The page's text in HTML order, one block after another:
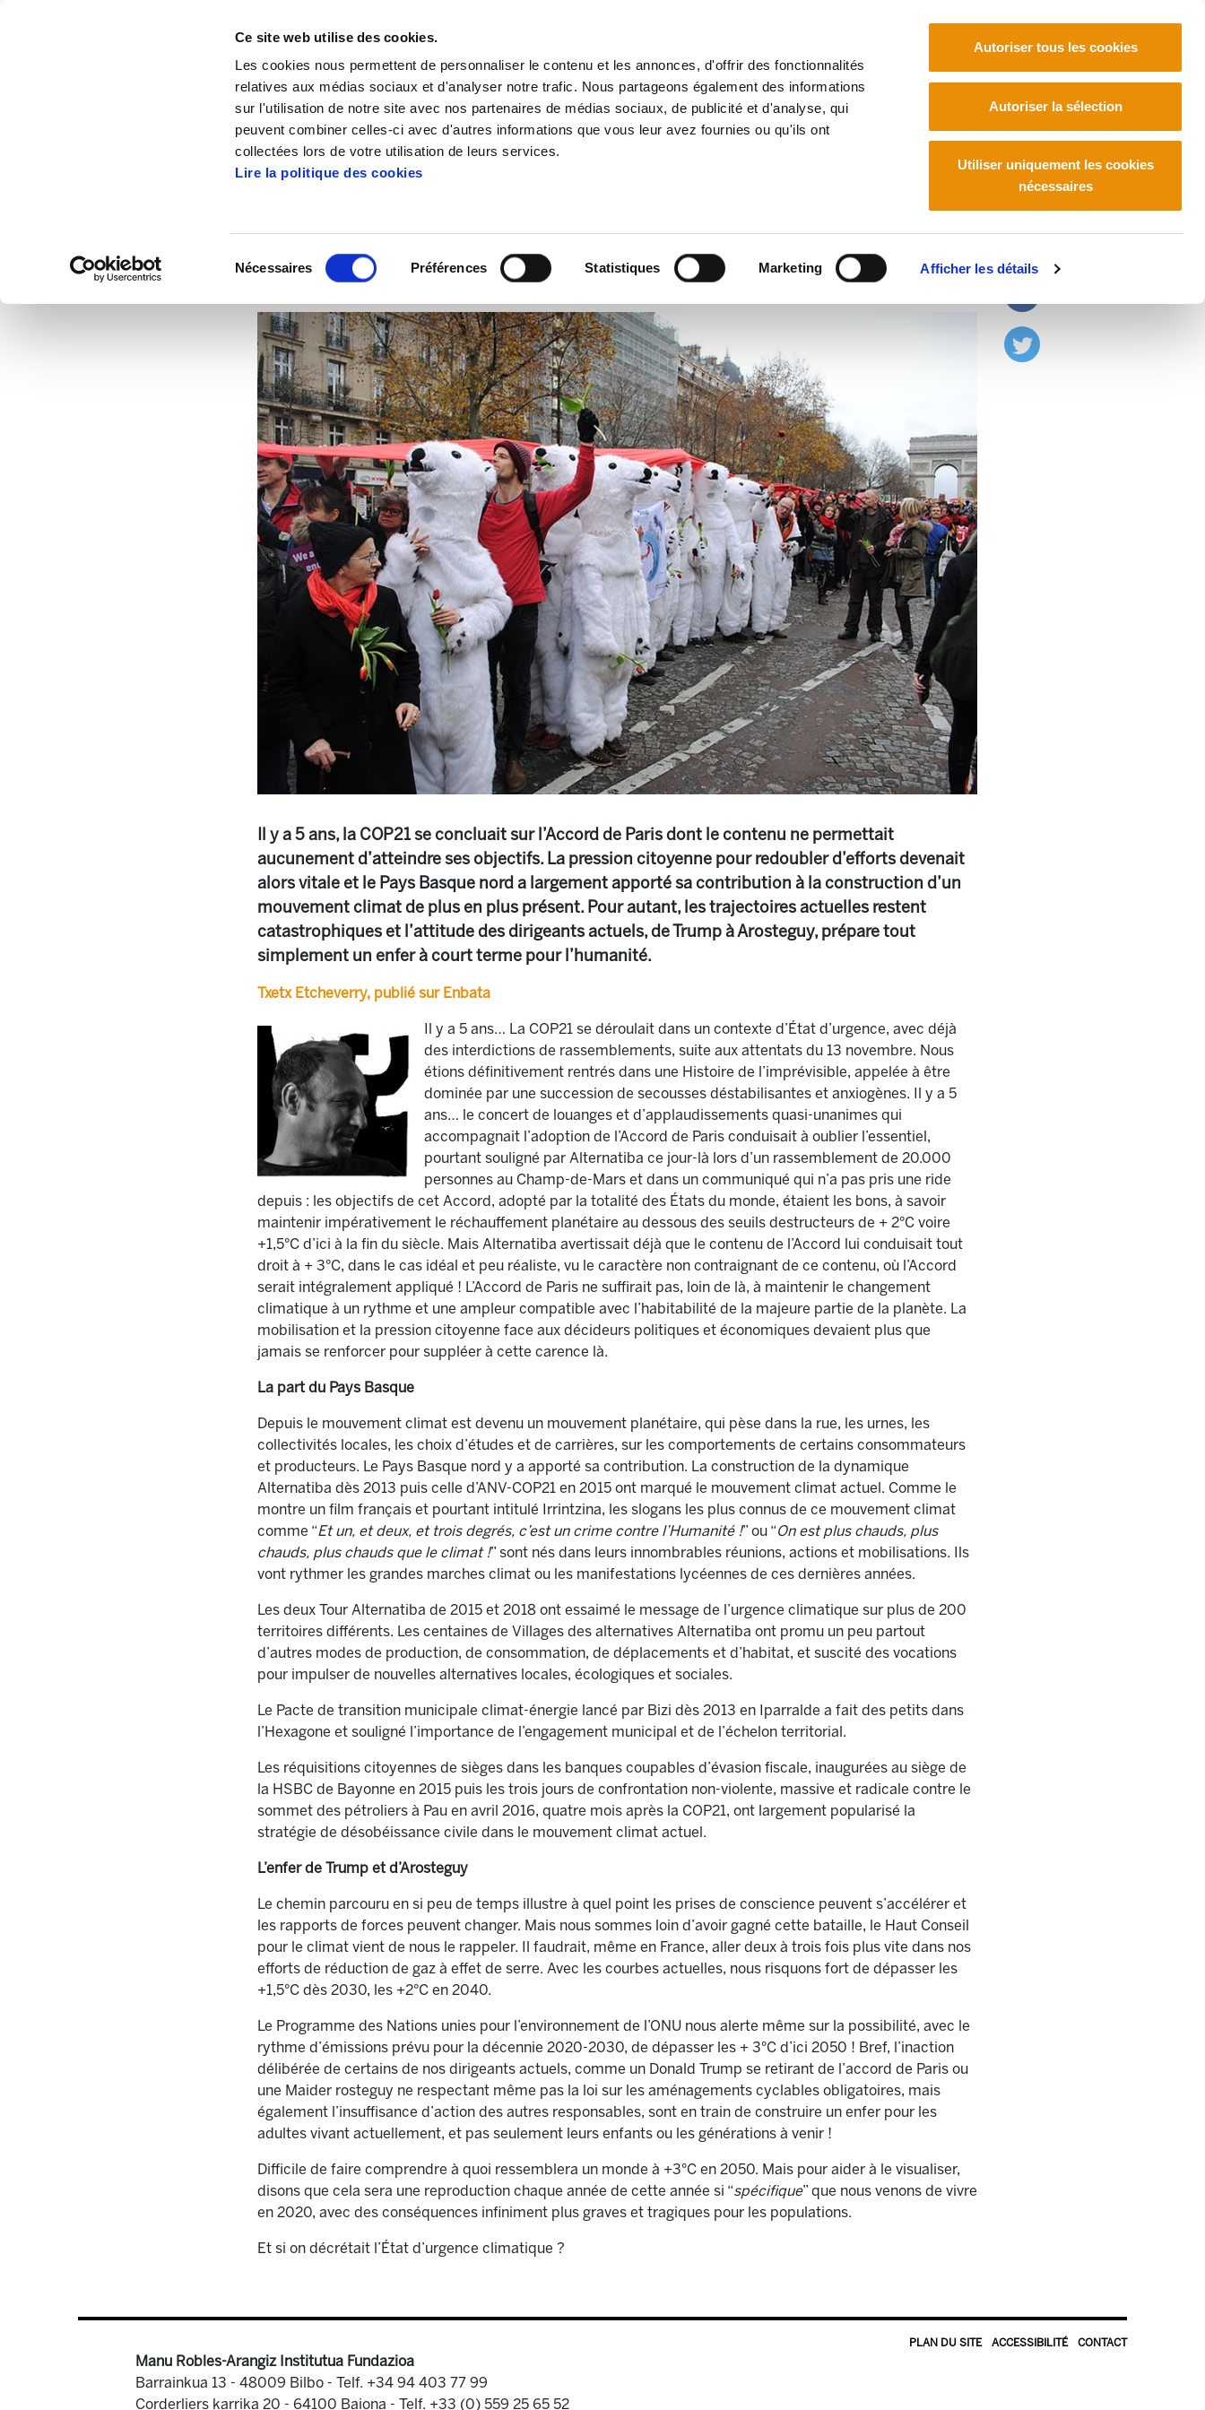
Ce site web utilise des cookies.
Les cookies nous permettent de personnaliser le contenu et les annonces, d'offrir des fonctionnalités
relatives aux médias sociaux et d'analyser notre trafic. Nous partageons également des informations
sur l'utilisation de notre site avec nos partenaires de médias sociaux, de publicité et d'analyse, qui
peuvent combiner celles-ci avec d'autres informations que vous leur avez fournies ou qu'ils ont
collectées lors de votre utilisation de leurs services.
Lire la politique des cookies
Nécessaires Préférences Statistiques Marketing Afficher les détails
Autoriser tous les cookies
Autoriser la sélection
Utiliser uniquement les cookies
nécessaires
État d’urgence… climatique
2021/01/14 OPINION IPARRALDE
Il y a 5 ans, la COP21 se concluait sur l’Accord de Paris dont le contenu ne permettait
aucunement d’atteindre ses objectifs. La pression citoyenne pour redoubler d’efforts devenait
alors vitale et le Pays Basque nord a largement apporté sa contribution à la construction d’un
mouvement climat de plus en plus présent. Pour autant, les trajectoires actuelles restent
catastrophiques et l’attitude des dirigeants actuels, de Trump à Arosteguy, prépare tout
simplement un enfer à court terme pour l’humanité.
Txetx Etcheverry, publié sur Enbata
Il y a 5 ans… La COP21 se déroulait dans un contexte d’État d’urgence, avec déjà
des interdictions de rassemblements, suite aux attentats du 13 novembre. Nous
étions définitivement rentrés dans une Histoire de l’imprévisible, appelée à être
dominée par une succession de secousses déstabilisantes et anxiogènes. Il y a 5
ans… le concert de louanges et d’applaudissements quasi-unanimes qui
accompagnait l’adoption de l’Accord de Paris conduisait à oublier l’essentiel,
pourtant souligné par Alternatiba ce jour-là lors d’un rassemblement de 20.000
personnes au Champ-de-Mars et dans un communiqué qui n’a pas pris une ride
depuis : les objectifs de cet Accord, adopté par la totalité des États du monde, étaient les bons, à savoir
maintenir impérativement le réchauffement planétaire au dessous des seuils destructeurs de + 2°C voire
+1,5°C d’ici à la fin du siècle. Mais Alternatiba avertissait déjà que le contenu de l’Accord lui conduisait tout
droit à + 3°C, dans le cas idéal et peu réaliste, vu le caractère non contraignant de ce contenu, où l’Accord
serait intégralement appliqué ! L’Accord de Paris ne suffirait pas, loin de là, à maintenir le changement
climatique à un rythme et une ampleur compatible avec l’habitabilité de la majeure partie de la planète. La
mobilisation et la pression citoyenne face aux décideurs politiques et économiques devaient plus que
jamais se renforcer pour suppléer à cette carence là.
La part du Pays Basque
Depuis le mouvement climat est devenu un mouvement planétaire, qui pèse dans la rue, les urnes, les
collectivités locales, les choix d’études et de carrières, sur les comportements de certains consommateurs
et producteurs. Le Pays Basque nord y a apporté sa contribution. La construction de la dynamique
Alternatiba dès 2013 puis celle d’ANV-COP21 en 2015 ont marqué le mouvement climat actuel. Comme le
montre un film français et pourtant intitulé Irrintzina, les slogans les plus connus de ce mouvement climat
comme “Et un, et deux, et trois degrés, c’est un crime contre l’Humanité !” ou “On est plus chauds, plus
chauds, plus chauds que le climat !” sont nés dans leurs innombrables réunions, actions et mobilisations. Ils
vont rythmer les grandes marches climat ou les manifestations lycéennes de ces dernières années.
Les deux Tour Alternatiba de 2015 et 2018 ont essaimé le message de l’urgence climatique sur plus de 200
territoires différents. Les centaines de Villages des alternatives Alternatiba ont promu un peu partout
d’autres modes de production, de consommation, de déplacements et d’habitat, et suscité des vocations
pour impulser de nouvelles alternatives locales, écologiques et sociales.
Le Pacte de transition municipale climat-énergie lancé par Bizi dès 2013 en Iparralde a fait des petits dans
l’Hexagone et souligné l’importance de l’engagement municipal et de l’échelon territorial.
Les réquisitions citoyennes de sièges dans les banques coupables d’évasion fiscale, inaugurées au siège de
la HSBC de Bayonne en 2015 puis les trois jours de confrontation non-violente, massive et radicale contre le
sommet des pétroliers à Pau en avril 2016, quatre mois après la COP21, ont largement popularisé la
stratégie de désobéissance civile dans le mouvement climat actuel.
L’enfer de Trump et d’Arosteguy
Le chemin parcouru en si peu de temps illustre à quel point les prises de conscience peuvent s’accélérer et
les rapports de forces peuvent changer. Mais nous sommes loin d’avoir gagné cette bataille, le Haut Conseil
pour le climat vient de nous le rappeler. Il faudrait, même en France, aller deux à trois fois plus vite dans nos
efforts de réduction de gaz à effet de serre. Avec les courbes actuelles, nous risquons fort de dépasser les
+1,5°C dès 2030, les +2°C en 2040.
Le Programme des Nations unies pour l’environnement de l’ONU nous alerte même sur la possibilité, avec le
rythme d’émissions prévu pour la décennie 2020-2030, de dépasser les + 3°C d’ici 2050 ! Bref, l’inaction
délibérée de certains de nos dirigeants actuels, comme un Donald Trump se retirant de l’accord de Paris ou
une Maider rosteguy ne respectant même pas la loi sur les aménagements cyclables obligatoires, mais
également l’insuffisance d’action des autres responsables, sont en train de construire un enfer pour les
adultes vivant actuellement, et pas seulement leurs enfants ou les générations à venir !
Difficile de faire comprendre à quoi ressemblera un monde à +3°C en 2050. Mais pour aider à le visualiser,
disons que cela sera une reproduction chaque année de cette année si “spécifique” que nous venons de vivre
en 2020, avec des conséquences infiniment plus graves et tragiques pour les populations.
Et si on décrétait l’État d’urgence climatique ?
PLAN DU SITE ACCESSIBILITÉ CONTACT
Manu Robles-Arangiz Institutua Fundazioa
Barrainkua 13 - 48009 Bilbo - Telf. +34 94 403 77 99
Corderliers karrika 20 - 64100 Baiona - Telf. +33 (0) 559 25 65 52